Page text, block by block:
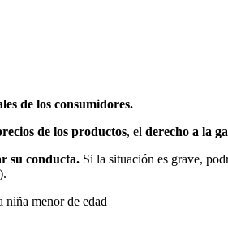
de los consumidores.
de los productos, el derecho a la
su conducta. Si la situación es grave,